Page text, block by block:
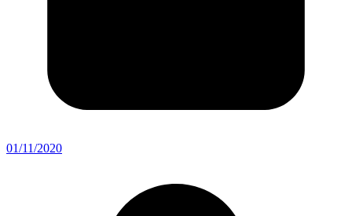
01/11/2020